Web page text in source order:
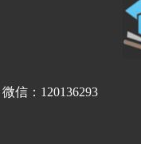
信：120136293